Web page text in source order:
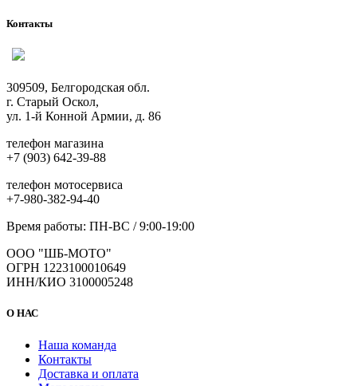
Контакты
309509, Белгородская обл.
г. Старый Оскол,
ул. 1-й Конной Армии, д. 86
телефон магазина
+7 (903) 642-39-88
телефон мотосервиса
+7-980-382-94-40
Время работы: ПН-ВС / 9:00-19:00
ООО "ШБ-МОТО"
ОГРН 1223100010649
ИНН/КИО 3100005248
О НАС
Наша команда
Контакты
Доставка и оплата